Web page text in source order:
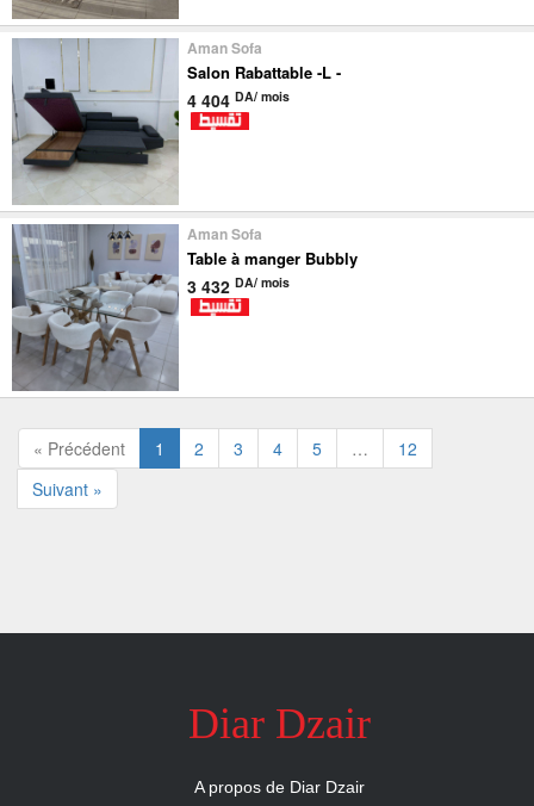
Aman Sofa
Salon Rabattable -L -
4 404 DA/ mois
Aman Sofa
Table à manger Bubbly
3 432 DA/ mois
« Précédent 1 2 3 4 5 …
12
Suivant »
Diar Dzair
A propos de Diar Dzair